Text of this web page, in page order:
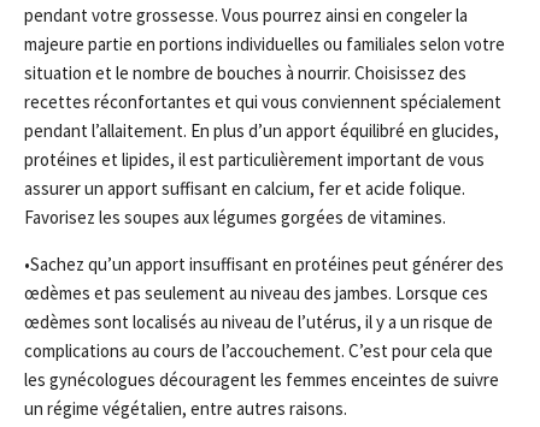
pendant votre grossesse. Vous pourrez ainsi en congeler la
majeure partie en portions individuelles ou familiales selon votre
situation et le nombre de bouches à nourrir. Choisissez des
recettes réconfortantes et qui vous conviennent spécialement
pendant l’allaitement. En plus d’un apport équilibré en glucides,
protéines et lipides, il est particulièrement important de vous
assurer un apport suffisant en calcium, fer et acide folique.
Favorisez les soupes aux légumes gorgées de vitamines.
•Sachez qu’un apport insuffisant en protéines peut générer des
œdèmes et pas seulement au niveau des jambes. Lorsque ces
œdèmes sont localisés au niveau de l’utérus, il y a un risque de
complications au cours de l’accouchement. C’est pour cela que
les gynécologues découragent les femmes enceintes de suivre
un régime végétalien, entre autres raisons.